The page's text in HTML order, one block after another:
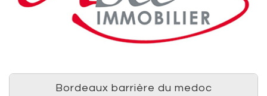
bordeaux barrière du medoc